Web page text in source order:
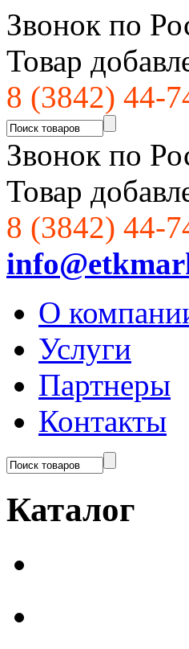
Звонок по
Товар
8 (3842) 44-
Звонок по
Товар
8 (3842) 44-
О
Услуги
Партнеры
Контакты
Каталог